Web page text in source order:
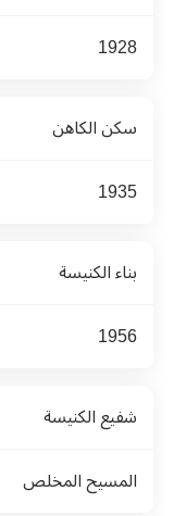
1928
سكن الكاهن
1935
بناء الكنيسة
1956
شفيع الكنيسة
المسيح المخلص